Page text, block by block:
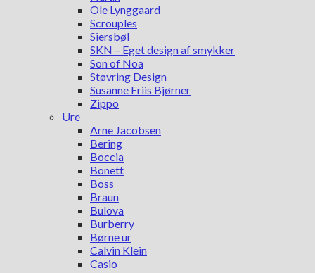
Ole Lynggaard
Scrouples
Siersbøl
SKN – Eget design af smykker
Son of Noa
Støvring Design
Susanne Friis Bjørner
Zippo
Ure
Arne Jacobsen
Bering
Boccia
Bonett
Boss
Braun
Bulova
Burberry
Børne ur
Calvin Klein
Casio